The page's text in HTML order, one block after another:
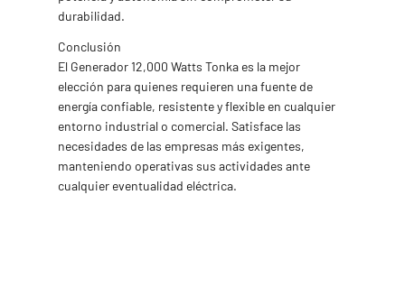
durabilidad.
Conclusión
El Generador 12,000 Watts Tonka es la mejor
elección para quienes requieren una fuente de
energía confiable, resistente y flexible en cualquier
entorno industrial o comercial. Satisface las
necesidades de las empresas más exigentes,
manteniendo operativas sus actividades ante
cualquier eventualidad eléctrica.